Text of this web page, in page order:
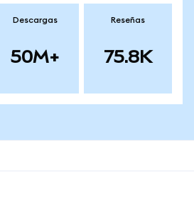
Descargas
50M+
Reseñas
75.8K